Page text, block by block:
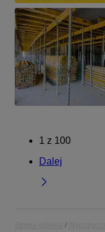
1 z 100
Dalej